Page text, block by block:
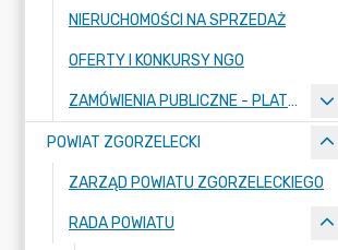
NIERUCHOMOŚCI NA SPRZEDAŻ
OFERTY I KONKURSY NGO
ZAMÓWIENIA PUBLICZNE - PLATFORMA ZAKUPOWA
POWIAT ZGORZELECKI
ZARZĄD POWIATU ZGORZELECKIEGO
RADA POWIATU